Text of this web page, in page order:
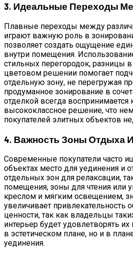
3. Идеальные Переходы
Плавные переходы между
играют важную роль в
позволяет создать ощущение
внутри помещения.
стильных перегородок, разницы
цветовом решении помогает
отдельную зону, не перегружая
продуманное зонирование в
отделкой всегда воспринимается
высококлассное решение, что
покупателей элитных объектов
4. Важность Зоны Отдыха
Современные покупатели часто
объектах место для уединения и
отдельных зон для релаксации,
помещения, зоны для чтения или
креслом и мягким освещением,
увеличивает привлекательность
ценности, так как владельцы
интерьер будет удовлетворять их
в эстетическом плане, но и в
уединения.